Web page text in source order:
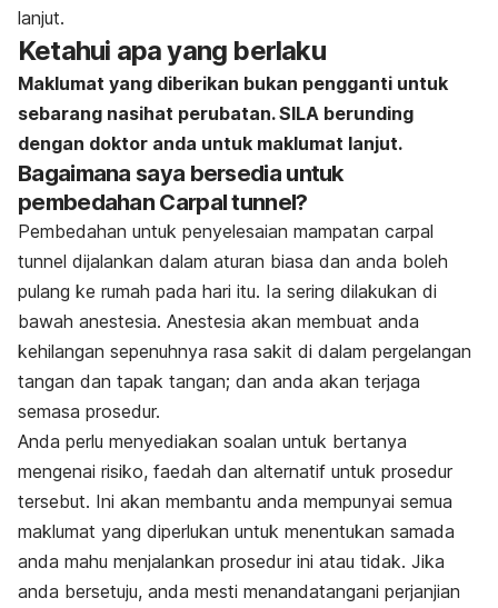
lanjut.
Ketahui apa yang berlaku
Maklumat yang diberikan bukan pengganti untuk
sebarang nasihat perubatan. SILA berunding
dengan doktor anda untuk maklumat lanjut.
Bagaimana saya bersedia untuk
pembedahan Carpal tunnel?
Pembedahan untuk penyelesaian mampatan carpal
tunnel dijalankan dalam aturan biasa dan anda boleh
pulang ke rumah pada hari itu. Ia sering dilakukan di
bawah anestesia. Anestesia akan membuat anda
kehilangan sepenuhnya rasa sakit di dalam pergelangan
tangan dan tapak tangan; dan anda akan terjaga
semasa prosedur.
Anda perlu menyediakan soalan untuk bertanya
mengenai risiko, faedah dan alternatif untuk prosedur
tersebut. Ini akan membantu anda mempunyai semua
maklumat yang diperlukan untuk menentukan samada
anda mahu menjalankan prosedur ini atau tidak. Jika
anda bersetuju, anda mesti menandatangani perjanjian